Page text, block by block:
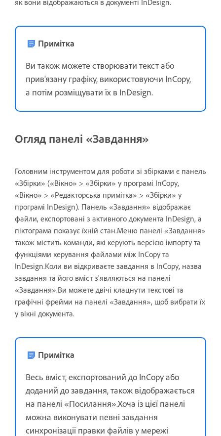
Примітка
Ви також можете створювати текст або
прив'язану графіку, використовуючи InCopy,
а потім розміщувати їх в InDesign.
Огляд панелі «Завдання»
Головним інструментом для роботи зі збірками є панель
«Збірки» («Вікно» > «Збірки» у програмі InCopy,
«Вікно» > «Редакторська примітка» > «Збірки» у
програмі InDesign). Панель «Завдання» відображає
файли, експортовані з активного документа InDesign, а
піктограма показує їхній стан.Меню панелі «Завдання»
також містить команди, які керують версією імпорту та
функціями керування файлами між InCopy та
InDesign.Коли ви відкриваєте завдання в InCopy, назва
завдання та його вміст з'являються на панелі
«Завдання».Ви можете двічі клацнути текстові та
графічні фрейми на панелі «Завдання», щоб вибрати їх
у вікні документа.
Примітка
Весь вміст, експортований до InCopy або
доданий до завдання, також відображається
на панелі «Посилання».Хоча із цієї панелі
можна виконувати певні завдання
синхронізації правки файлів у мережі